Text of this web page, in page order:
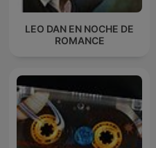
LEO DAN EN NOCHE DE
ROMANCE